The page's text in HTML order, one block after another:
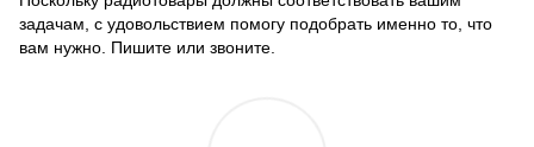
задачам, с удовольствием помогу подобрать именно то, что
вам нужно. Пишите или звоните.